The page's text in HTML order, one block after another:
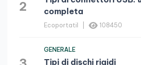
2
completa
Ecoportatil 108450
GENERALE
Tipi di dischi rigidi